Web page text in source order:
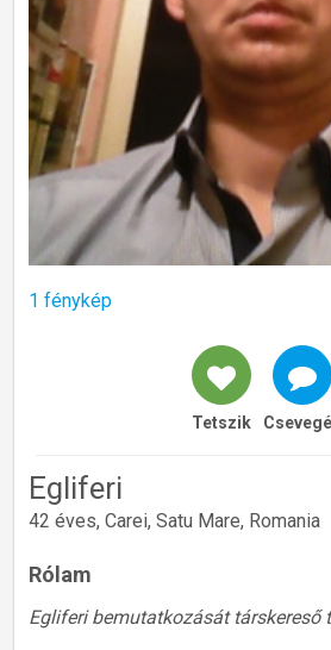
1 fénykép
Tetszik
Egliferi
42 éves, Carei, Satu Mare, Romania
Rólam
Egliferi bemutatkozását társkereső